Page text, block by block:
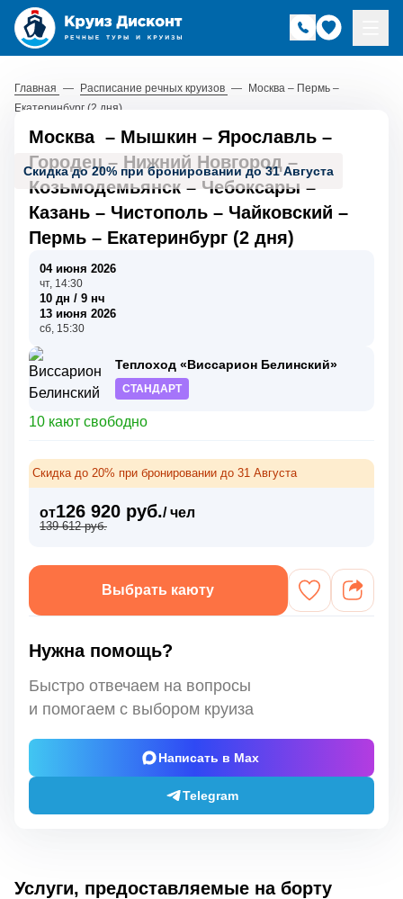
Главная — Расписание речных круизов — Москва – Пермь –
Екатеринбург (2 дня)
Скидка до 20% при бронировании до 31 Августа
Москва – Мышкин – Ярославль –
Городец– Нижний Новгород –
Козьмодемьянск – Чебоксары –
Казань – Чистополь – Чайковский –
Пермь – Екатеринбург (2 дня)
04 июня 2026
чт, 14:30
10 дн / 9 нч
13 июня 2026
сб, 15:30
Теплоход «Виссарион Белинский»
СТАНДАРТ
10 кают свободно
Скидка до 20% при бронировании до 31 Августа
от126 920 руб./ чел
139 612 руб.
Выбрать каюту
Нужна помощь?
Быстро отвечаем на вопросы
и помогаем с выбором круиза
Написать в Max
Telegram
Услуги, предоставляемые на борту